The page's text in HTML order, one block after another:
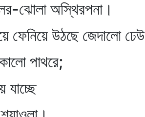
ঝোলা অস্থিরপনা।
ফেনিয়ে উঠছে জেদালো ঢেউ
পাথরে;
যাচ্ছে